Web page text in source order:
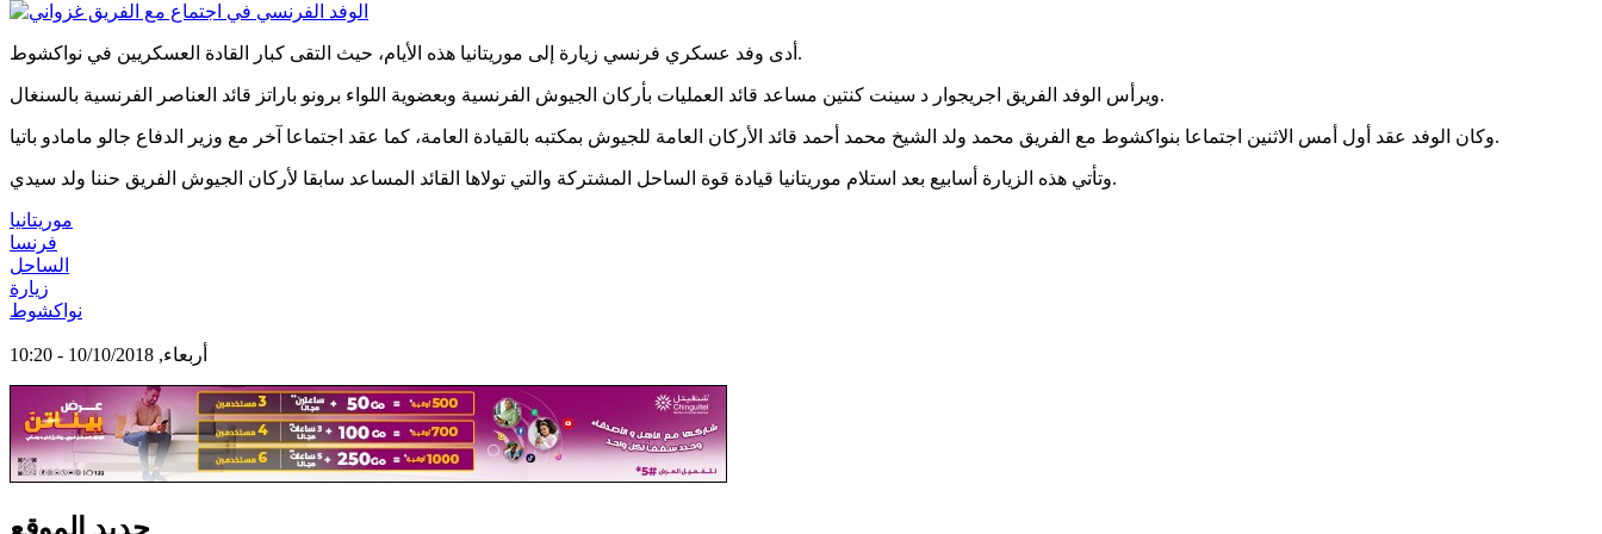
أدى وفد عسكري فرنسي زيارة إلى موريتانيا هذه الأيام، حيث التقى كبار القادة العسكريين في نواكشوط.
ويرأس الوفد الفريق اجريجوار د سينت كنتين مساعد قائد العمليات بأركان الجيوش الفرنسية وبعضوية اللواء برونو باراتز قائد العناصر الفرنسية بالسنغال.
وكان الوفد عقد أول أمس الاثنين اجتماعا بنواكشوط مع الفريق محمد ولد الشيخ محمد أحمد قائد الأركان العامة للجيوش بمكتبه بالقيادة العامة، كما عقد اجتماعا آخر مع وزير الدفاع جالو مامادو باتيا.
وتأتي هذه الزيارة أسابيع بعد استلام موريتانيا قيادة قوة الساحل المشتركة والتي تولاها القائد المساعد سابقا لأركان الجيوش الفريق حننا ولد سيدي.
موريتانيا
فرنسا
الساحل
زيارة
نواكشوط
أربعاء, 10/10/2018 - 10:20
جديد الموقع